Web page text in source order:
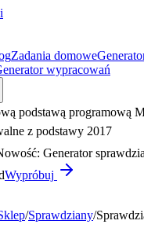
Zadania domowe
wypracowań
podstawą programową
z podstawy 2017
: Generator
Wypróbuj
/Sprawdziany/